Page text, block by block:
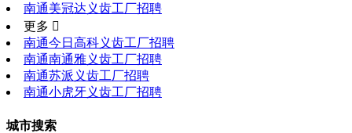
南通美冠达义齿工厂招聘
更多 
南通今日高科义齿工厂招聘
南通南通雅义齿工厂招聘
南通苏派义齿工厂招聘
南通小虎牙义齿工厂招聘
城市搜索